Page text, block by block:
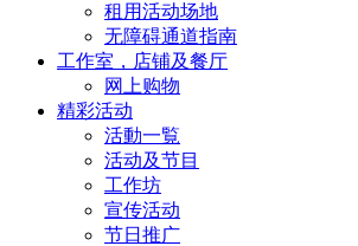
租用活动场地
无障碍通道指南
工作室，店铺及餐厅
网上购物
精彩活动
活動一覧
活动及节目
工作坊
宣传活动
节日推广